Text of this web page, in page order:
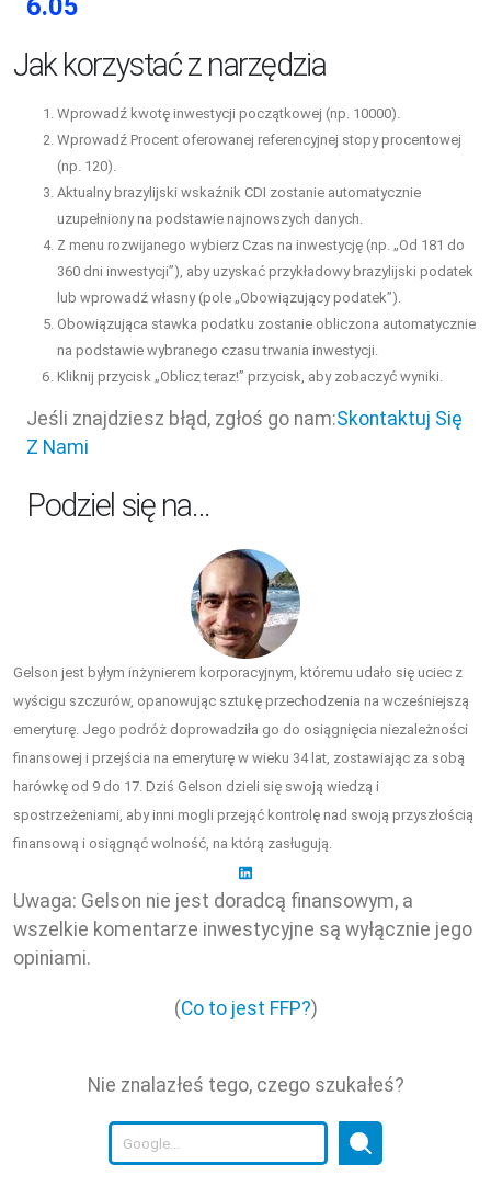
6.05
Jak korzystać z narzędzia
Wprowadź kwotę inwestycji początkowej (np. 10000).
Wprowadź Procent oferowanej referencyjnej stopy procentowej
(np. 120).
Aktualny brazylijski wskaźnik CDI zostanie automatycznie
uzupełniony na podstawie najnowszych danych.
Z menu rozwijanego wybierz Czas na inwestycję (np. „Od 181 do
360 dni inwestycji”), aby uzyskać przykładowy brazylijski podatek
lub wprowadź własny (pole „Obowiązujący podatek”).
Obowiązująca stawka podatku zostanie obliczona automatycznie
na podstawie wybranego czasu trwania inwestycji.
Kliknij przycisk „Oblicz teraz!” przycisk, aby zobaczyć wyniki.
Jeśli znajdziesz błąd, zgłoś go nam:Skontaktuj Się
Z Nami
Podziel się na…
Gelson jest byłym inżynierem korporacyjnym, któremu udało się uciec z
wyścigu szczurów, opanowując sztukę przechodzenia na wcześniejszą
emeryturę. Jego podróż doprowadziła go do osiągnięcia niezależności
finansowej i przejścia na emeryturę w wieku 34 lat, zostawiając za sobą
harówkę od 9 do 17. Dziś Gelson dzieli się swoją wiedzą i
spostrzeżeniami, aby inni mogli przejąć kontrolę nad swoją przyszłością
finansową i osiągnąć wolność, na którą zasługują.
Uwaga: Gelson nie jest doradcą finansowym, a
wszelkie komentarze inwestycyjne są wyłącznie jego
opiniami.
(Co to jest FFP?)
Nie znalazłeś tego, czego szukałeś?